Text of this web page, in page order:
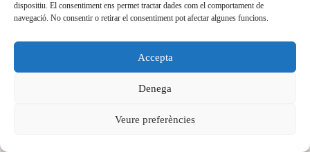
dispositiu. El consentiment ens permet tractar dades com el comportament de
navegació. No consentir o retirar el consentiment pot afectar algunes funcions.
Accepta
Denega
Veure preferències
Dubtes habituals sobre reformes